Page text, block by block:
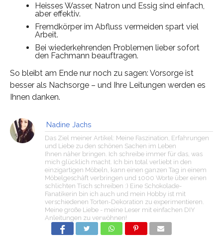
Heisses Wasser, Natron und Essig sind einfach,
aber effektiv.
Fremdkörper im Abfluss vermeiden spart viel
Arbeit.
Bei wiederkehrenden Problemen lieber sofort
den Fachmann beauftragen.
So bleibt am Ende nur noch zu sagen: Vorsorge ist
besser als Nachsorge – und Ihre Leitungen werden es
Ihnen danken.
Nadine Jachs
Das Ziel meiner Artikel: Meine Faszination, Erfahrungen
und Liebe zu den schönen Sachen im Leben
Ihnen näher bringen. Ich schreibe immer für das, was
mich glücklich macht. Ich bin total verliebt in den
einzigartigen Möbeln, kann einen ganzen Tag in einem
Möbelgeschäft verbringen und 1000 Worte über einen
schlichten Tisch schreiben :) Eine Schokolade-
Fanatikerin bin ich auch und mein Hobby ist mit
verschiedenen Torten-Dekoration zu experimentieren.
Meine große Liebe - meine Leser mit einfachen DIY
Anleitungen zu verwöhnen!